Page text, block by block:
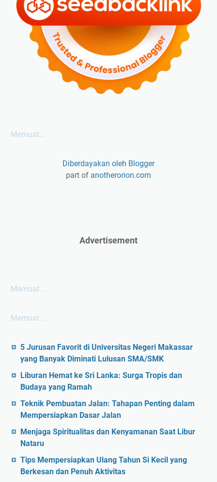
Memuat...
Diberdayakan oleh Blogger
part of anotherorion.com
Advertisement
Memuat...
Memuat...
5 Jurusan Favorit di Universitas Negeri Makassar
yang Banyak Diminati Lulusan SMA/SMK
Liburan Hemat ke Sri Lanka: Surga Tropis dan
Budaya yang Ramah
Teknik Pembuatan Jalan: Tahapan Penting dalam
Mempersiapkan Dasar Jalan
Menjaga Spiritualitas dan Kenyamanan Saat Libur
Nataru
Tips Mempersiapkan Ulang Tahun Si Kecil yang
Berkesan dan Penuh Aktivitas